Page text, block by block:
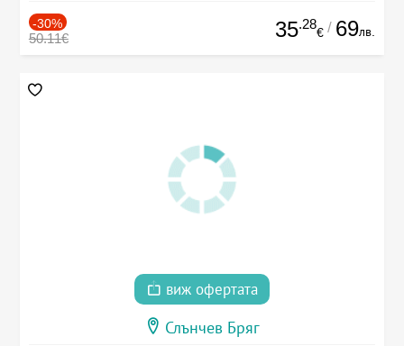
-30%
50.11€ 35.28
€ / 69лв.
виж офертата
Слънчев Бряг